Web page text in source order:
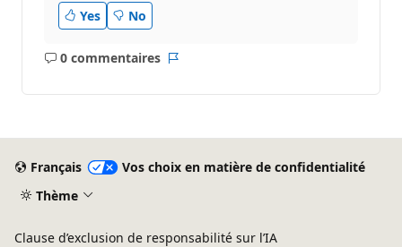
Yes
No
0 commentaires
Aucun
Français
Vos choix en matière de confidentialité
Thème
Clause d’exclusion de responsabilité sur l’IA